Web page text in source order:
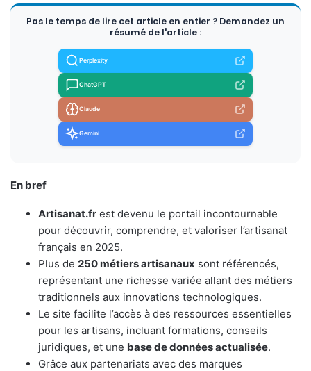
Pas le temps de lire cet article en entier ? Demandez un
résumé de l'article :
Perplexity
ChatGPT
Claude
Gemini
En bref
Artisanat.fr est devenu le portail incontournable
pour découvrir, comprendre, et valoriser l’artisanat
français en 2025.
Plus de 250 métiers artisanaux sont référencés,
représentant une richesse variée allant des métiers
traditionnels aux innovations technologiques.
Le site facilite l’accès à des ressources essentielles
pour les artisans, incluant formations, conseils
juridiques, et une base de données actualisée.
Grâce aux partenariats avec des marques